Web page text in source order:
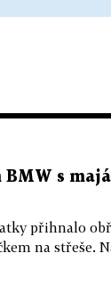
BMW s
přihnalo
na střeše.